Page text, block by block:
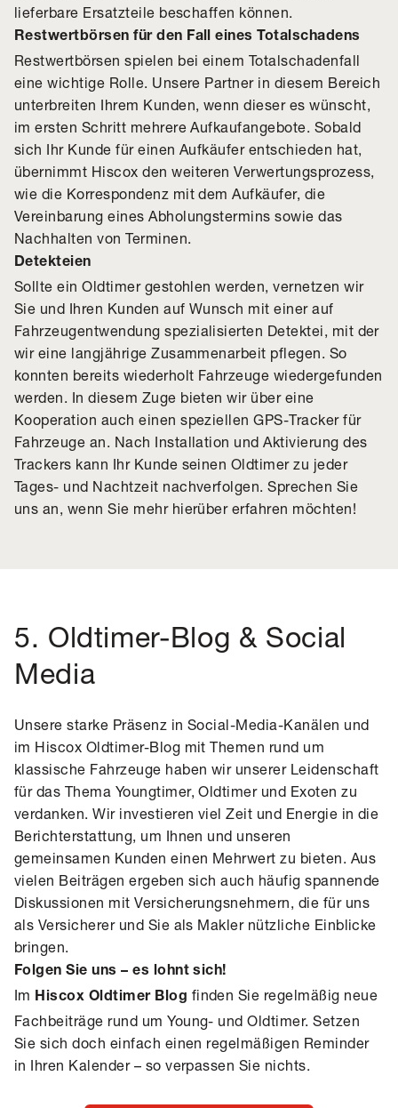
lieferbare Ersatzteile beschaffen können.
Restwertbörsen für den Fall eines Totalschadens
Restwertbörsen spielen bei einem Totalschadenfall
eine wichtige Rolle. Unsere Partner in diesem Bereich
unterbreiten Ihrem Kunden, wenn dieser es wünscht,
im ersten Schritt mehrere Aufkaufangebote. Sobald
sich Ihr Kunde für einen Aufkäufer entschieden hat,
übernimmt Hiscox den weiteren Verwertungsprozess,
wie die Korrespondenz mit dem Aufkäufer, die
Vereinbarung eines Abholungstermins sowie das
Nachhalten von Terminen.
Detekteien
Sollte ein Oldtimer gestohlen werden, vernetzen wir
Sie und Ihren Kunden auf Wunsch mit einer auf
Fahrzeugentwendung spezialisierten Detektei, mit der
wir eine langjährige Zusammenarbeit pflegen. So
konnten bereits wiederholt Fahrzeuge wiedergefunden
werden. In diesem Zuge bieten wir über eine
Kooperation auch einen speziellen GPS-Tracker für
Fahrzeuge an. Nach Installation und Aktivierung des
Trackers kann Ihr Kunde seinen Oldtimer zu jeder
Tages- und Nachtzeit nachverfolgen. Sprechen Sie
uns an, wenn Sie mehr hierüber erfahren möchten!
5. Oldtimer-Blog & Social
Media
Unsere starke Präsenz in Social-Media-Kanälen und
im Hiscox Oldtimer-Blog mit Themen rund um
klassische Fahrzeuge haben wir unserer Leidenschaft
für das Thema Youngtimer, Oldtimer und Exoten zu
verdanken. Wir investieren viel Zeit und Energie in die
Berichterstattung, um Ihnen und unseren
gemeinsamen Kunden einen Mehrwert zu bieten. Aus
vielen Beiträgen ergeben sich auch häufig spannende
Diskussionen mit Versicherungsnehmern, die für uns
als Versicherer und Sie als Makler nützliche Einblicke
bringen.
Folgen Sie uns – es lohnt sich!
Im Hiscox Oldtimer Blog finden Sie regelmäßig neue
Fachbeiträge rund um Young- und Oldtimer. Setzen
Sie sich doch einfach einen regelmäßigen Reminder
in Ihren Kalender – so verpassen Sie nichts.